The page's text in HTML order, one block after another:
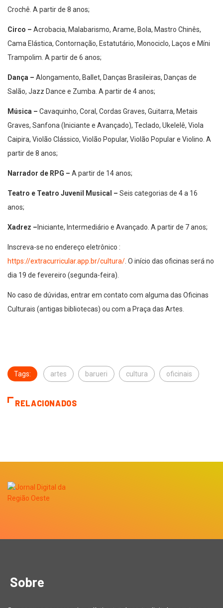
Crochê. A partir de 8 anos;
Circo – Acrobacia, Malabarismo, Arame, Bola, Mastro Chinês,
Cama Elástica, Contornação, Estatutário, Monociclo, Laços e Míni
Trampolim. A partir de 6 anos;
Dança – Alongamento, Ballet, Danças Brasileiras, Danças de
Salão, Jazz Dance e Zumba. A partir de 4 anos;
Música – Cavaquinho, Coral, Cordas Graves, Guitarra, Metais
Graves, Sanfona (Iniciante e Avançado), Teclado, Ukelelê, Viola
Caipira, Violão Clássico, Violão Popular, Violão Popular e Violino. A
partir de 8 anos;
Narrador de RPG – A partir de 14 anos;
Teatro e Teatro Juvenil Musical – Seis categorias de 4 a 16
anos;
Xadrez – Iniciante, Intermediário e Avançado. A partir de 7 anos;
Inscreva-se no endereço eletrônico :
https://extracurricular.app.br/cultura/ . O início das oficinas será no
dia 19 de fevereiro (segunda-feira).
No caso de dúvidas, entrar em contato com alguma das Oficinas
Culturais (antigas bibliotecas) ou com a Praça das Artes.
Tags: artes barueri cultura oficinais
RELACIONADOS
Sobre